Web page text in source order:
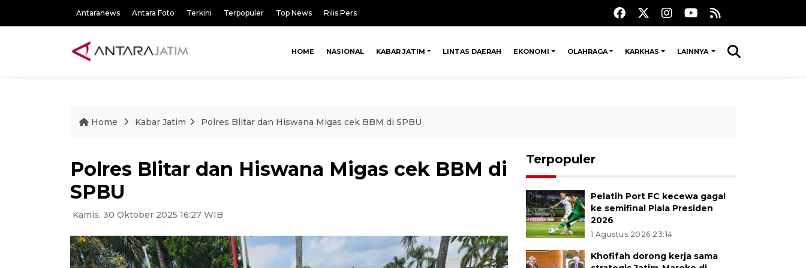
Antaranews Antara Foto Terkini Terpopuler Top News Rilis Pers
HOME NASIONAL KABAR JATIM LINTAS DAERAH EKONOMI OLAHRAGA KARKHAS LAINNYA
Home Kabar Jatim Polres Blitar dan Hiswana Migas cek BBM di SPBU
Polres Blitar dan Hiswana Migas cek BBM di
SPBU
Kamis, 30 Oktober 2025 16:27 WIB
Terpopuler
Pelatih Port FC kecewa gagal
ke semifinal Piala Presiden
2026
1 Agustus 2026 23:14
Khofifah dorong kerja sama